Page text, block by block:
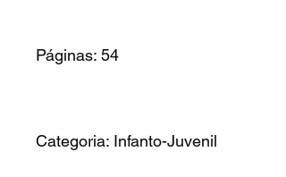
Páginas: 54
Categoria: Infanto-Juvenil